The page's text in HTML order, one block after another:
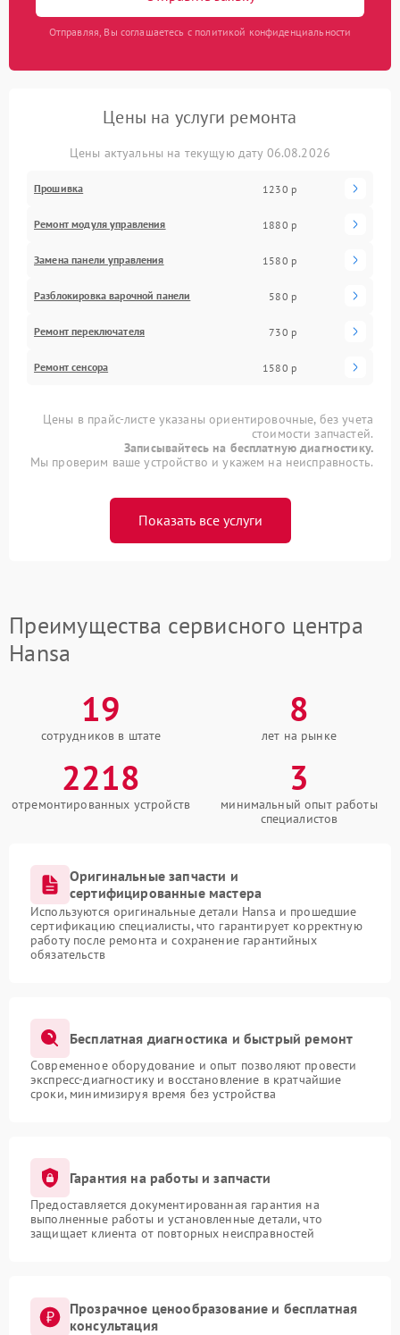
Отправляя, Вы соглашаетесь с политикой конфиденциальности
Цены на услуги ремонта
Цены актуальны на текущую дату 06.08.2026
Прошивка 1230 р
Ремонт модуля управления 1880 р
Замена панели управления 1580 р
Разблокировка варочной панели 580 р
Ремонт переключателя 730 р
Ремонт сенсора 1580 р
Цены в прайс-листе указаны ориентировочные, без учета
стоимости запчастей.
Записывайтесь на бесплатную диагностику.
Мы проверим ваше устройство и укажем на неисправность.
Показать все услуги
Преимущества сервисного центра
Hansa
19
сотрудников в штате
8
лет на рынке
2218
отремонтированных устройств
3
минимальный опыт работы
специалистов
Оригинальные запчасти и
сертифицированные мастера
Используются оригинальные детали Hansa и прошедшие
сертификацию специалисты, что гарантирует корректную
работу после ремонта и сохранение гарантийных
обязательств
Бесплатная диагностика и быстрый ремонт
Современное оборудование и опыт позволяют провести
экспресс-диагностику и восстановление в кратчайшие
сроки, минимизируя время без устройства
Гарантия на работы и запчасти
Предоставляется документированная гарантия на
выполненные работы и установленные детали, что
защищает клиента от повторных неисправностей
Прозрачное ценообразование и бесплатная
консультация